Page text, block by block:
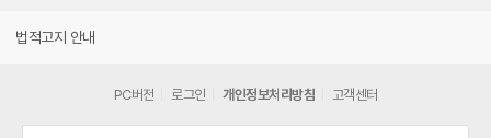
법적고지 안내
PC버전 로그인 개인정보처리방침 고객센터